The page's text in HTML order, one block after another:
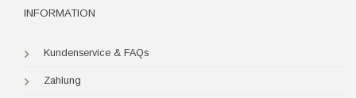
INFORMATION
Kundenservice & FAQs
Zahlung